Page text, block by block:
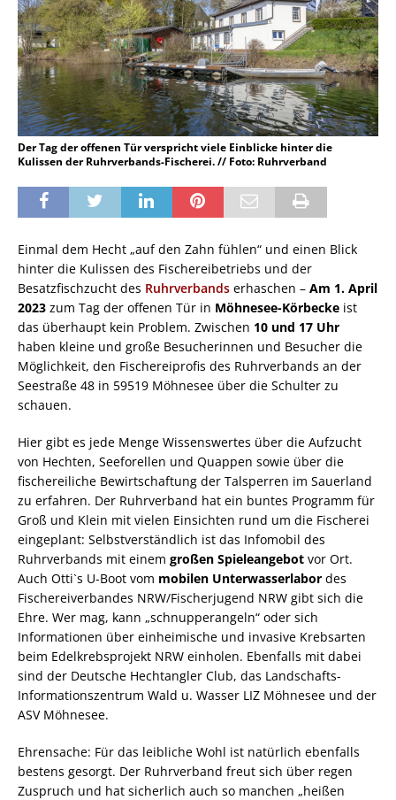
Der Tag der offenen Tür verspricht viele Einblicke hinter die
Kulissen der Ruhrverbands-Fischerei. // Foto: Ruhrverband
Einmal dem Hecht „auf den Zahn fühlen“ und einen Blick
hinter die Kulissen des Fischereibetriebs und der
Besatzfischzucht des Ruhrverbands erhaschen – Am 1. April
2023 zum Tag der offenen Tür in Möhnesee-Körbecke ist
das überhaupt kein Problem. Zwischen 10 und 17 Uhr
haben kleine und große Besucherinnen und Besucher die
Möglichkeit, den Fischereiprofis des Ruhrverbands an der
Seestraße 48 in 59519 Möhnesee über die Schulter zu
schauen.
Hier gibt es jede Menge Wissenswertes über die Aufzucht
von Hechten, Seeforellen und Quappen sowie über die
fischereiliche Bewirtschaftung der Talsperren im Sauerland
zu erfahren. Der Ruhrverband hat ein buntes Programm für
Groß und Klein mit vielen Einsichten rund um die Fischerei
eingeplant: Selbstverständlich ist das Infomobil des
Ruhrverbands mit einem großen Spieleangebot vor Ort.
Auch Otti`s U-Boot vom mobilen Unterwasserlabor des
Fischereiverbandes NRW/Fischerjugend NRW gibt sich die
Ehre. Wer mag, kann „schnupperangeln“ oder sich
Informationen über einheimische und invasive Krebsarten
beim Edelkrebsprojekt NRW einholen. Ebenfalls mit dabei
sind der Deutsche Hechtangler Club, das Landschafts-
Informationszentrum Wald u. Wasser LIZ Möhnesee und der
ASV Möhnesee.
Ehrensache: Für das leibliche Wohl ist natürlich ebenfalls
bestens gesorgt. Der Ruhrverband freut sich über regen
Zuspruch und hat sicherlich auch so manchen „heißen